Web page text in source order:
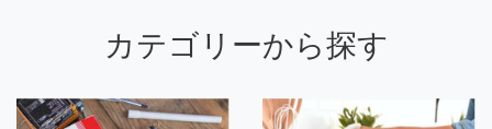
カテゴリーから探す